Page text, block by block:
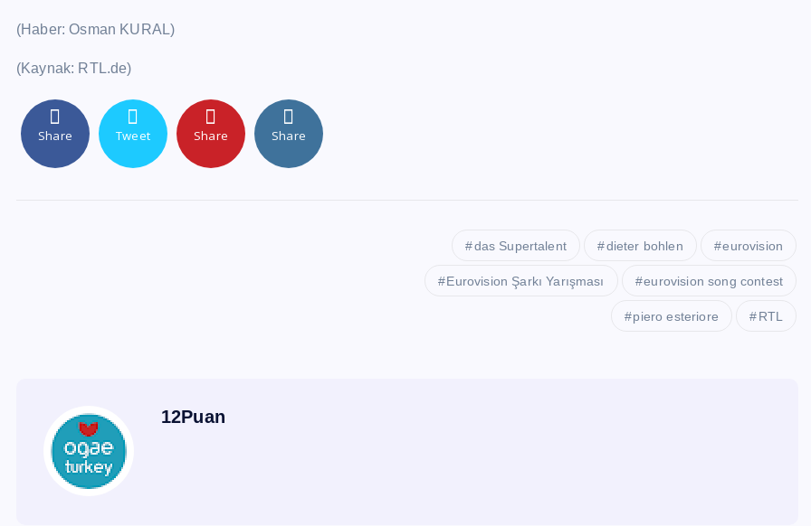
(Haber: Osman KURAL)
(Kaynak: RTL.de)
Share Tweet Share Share
das Supertalent dieter bohlen eurovision
Eurovision Şarkı Yarışması eurovision song contest
piero esteriore RTL
12Puan